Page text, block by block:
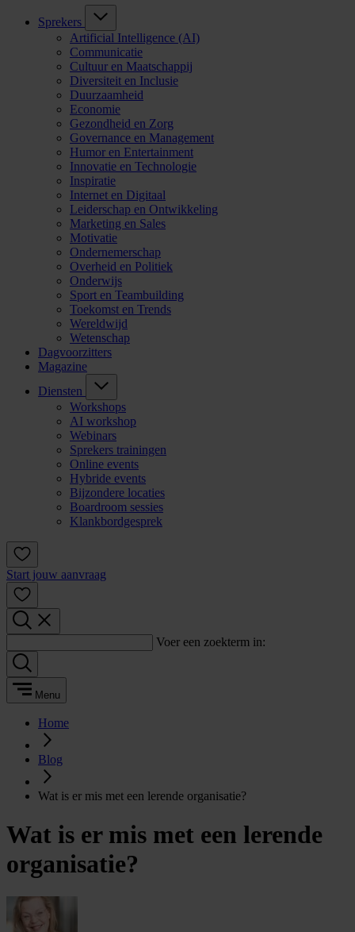
Sprekers
Artificial Intelligence (AI)
Communicatie
Cultuur en Maatschappij
Diversiteit en Inclusie
Duurzaamheid
Economie
Gezondheid en Zorg
Governance en Management
Humor en Entertainment
Innovatie en Technologie
Inspiratie
Internet en Digitaal
Leiderschap en Ontwikkeling
Marketing en Sales
Motivatie
Ondernemerschap
Overheid en Politiek
Onderwijs
Sport en Teambuilding
Toekomst en Trends
Wereldwijd
Wetenschap
Dagvoorzitters
Magazine
Diensten
Workshops
AI workshop
Webinars
Sprekers trainingen
Online events
Hybride events
Bijzondere locaties
Boardroom sessies
Klankbordgesprek
Start jouw aanvraag
Voer een zoekterm in:
Menu
Home
Blog
Wat is er mis met een lerende organisatie?
Wat is er mis met een lerende
organisatie?